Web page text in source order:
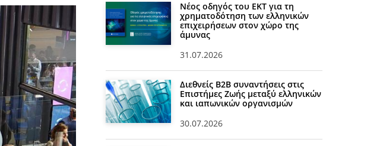
Νέος οδηγός του ΕΚΤ για τη
χρηματοδότηση των ελληνικών
επιχειρήσεων στον χώρο της
άμυνας
31.07.2026
Διεθνείς Β2Β συναντήσεις στις
Επιστήμες Ζωής μεταξύ ελληνικών
και ιαπωνικών οργανισμών
30.07.2026